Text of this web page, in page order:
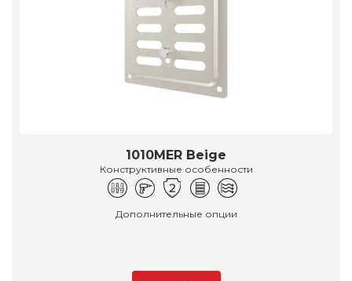
1010MER Beige
Конструктивные особенности
Дополнительные опции